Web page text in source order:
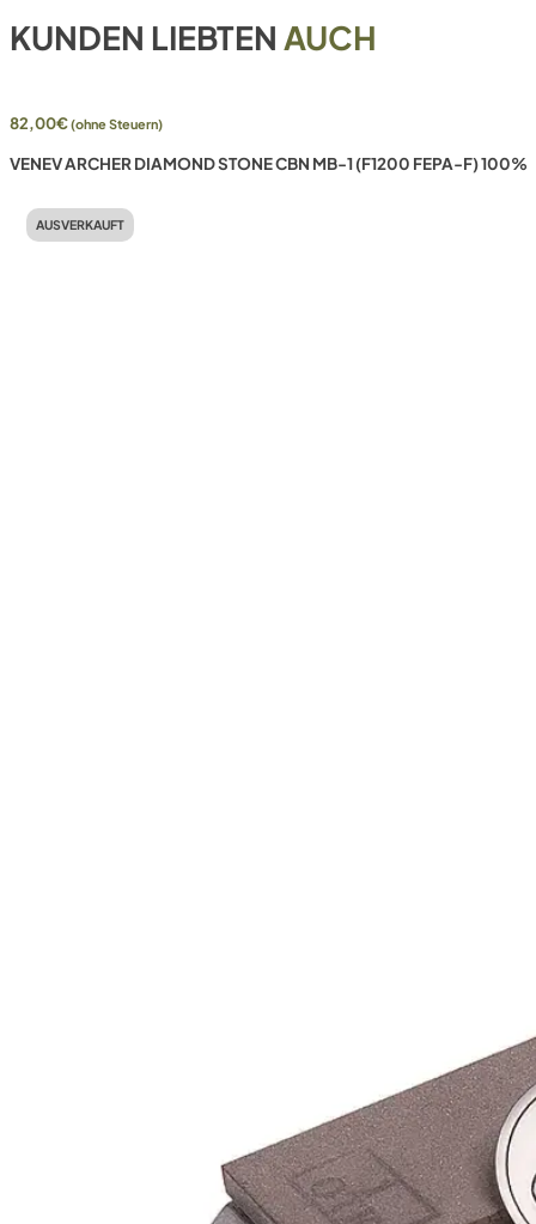
KUNDEN LIEBTEN AUCH
82,00€(ohne Steuern)
VENEV ARCHER DIAMOND STONE CBN MB-1 (F1200 FEPA-F) 100%
AUSVERKAUFT